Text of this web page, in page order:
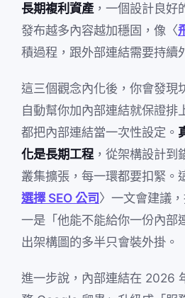
長期複利資產 ，一個設計良
發布越多內容越加穩固，像〈
積過程，跟外部連結需要持續
這三個觀念內化後，你會發現
自動幫你加內部連結就保證排
都把內部連結當一次性設定。
化是長期工程 ，從架構設計
叢集擴張，每一環都要扣緊。
選擇 SEO 公司〉一文會建議
一是「他能不能給你一份內部
出架構圖的多半只會裝外掛。
進一步說，內部連結在 2026